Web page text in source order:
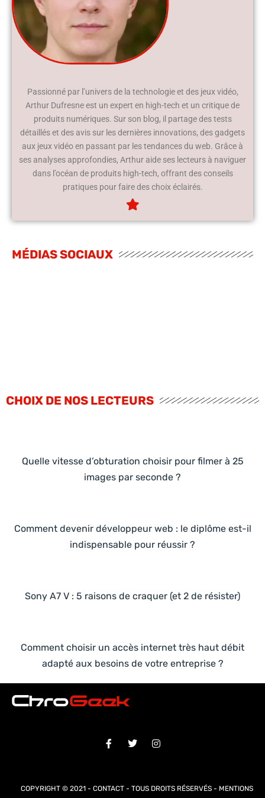
Passionné par l’univers de la technologie et des jeux vidéo,
Arthur Dufresne est un expert en high-tech et un critique de
produits numériques. Sur son blog, il partage des tests
détaillés et des avis sur les dernières innovations, des gadgets
aux jeux vidéo en passant par les tendances du web. Grâce à
ses analyses approfondies, Arthur aide ses lecteurs à naviguer
dans l’océan de produits high-tech, offrant des conseils
pratiques pour faire des choix éclairés.
MÉDIAS SOCIAUX
CHOIX DE NOS LECTEURS
Quelle vitesse d’obturation choisir pour filmer à 25
images par seconde ?
Comment devenir développeur web : le diplôme est-il
indispensable pour réussir ?
Sony A7 V : 5 raisons de craquer (et 2 de résister)
Comment choisir un accès internet très haut débit
adapté aux besoins de votre entreprise ?
COPYRIGHT © 2021 - CONTACT - TOUS DROITS RÉSERVÉS - MENTIONS